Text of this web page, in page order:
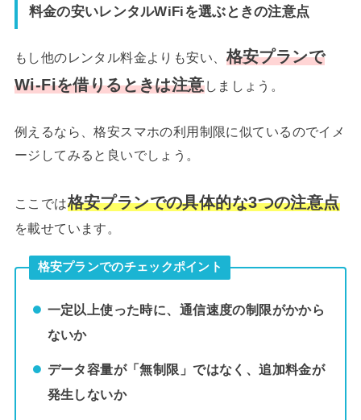
料金の安いレンタルWiFiを選ぶときの注意点
もし他のレンタル料金よりも安い、 格安プランで
Wi-Fiを借りるときは注意しましょう。
例えるなら、格安スマホの利用制限に似ているのでイメ
ージしてみると良いでしょう。
ここでは格安プランでの具体的な3つの注意点
を載せています。
格安プランでのチェックポイント
一定以上使った時に、通信速度の制限がかから
ないか
データ容量が「無制限」ではなく、追加料金が
発生しないか